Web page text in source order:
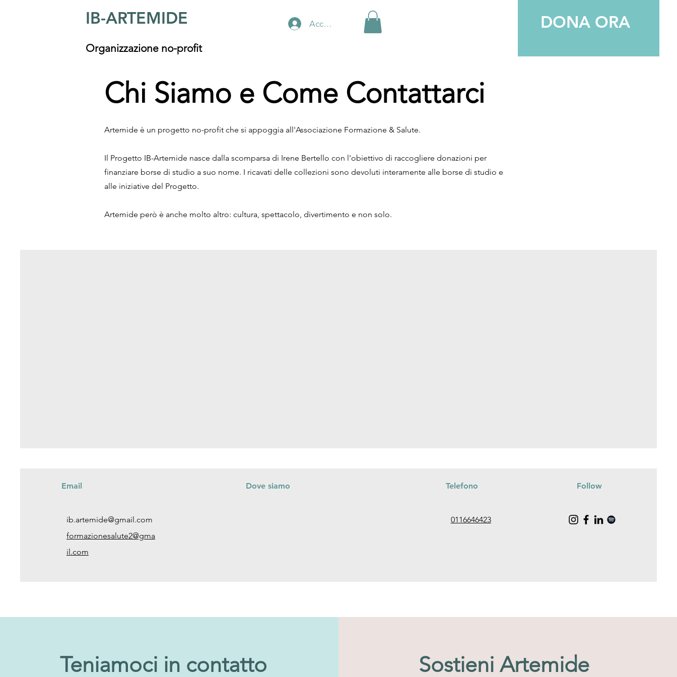
IB-ARTEMIDE Accedi
Organizzazione no-profit
DONA ORA
Chi Siamo e Come Contattarci
Artemide è un progetto no-profit che si appoggia all'Associazione Formazione & Salute.
Il Progetto IB-Artemide nasce dalla scomparsa di Irene Bertello con l'obiettivo di raccogliere donazioni per
finanziare borse di studio a suo nome. I ricavati delle collezioni sono devoluti interamente alle borse di studio e
alle iniziative del Progetto.
Artemide però è anche molto altro: cultura, spettacolo, divertimento e non solo.
Email
ib.artemide@gmail.com
formazionesalute2@gma
il.com
Dove siamo Telefono
0116646423
Follow
Teniamoci in contatto Sostieni Artemide